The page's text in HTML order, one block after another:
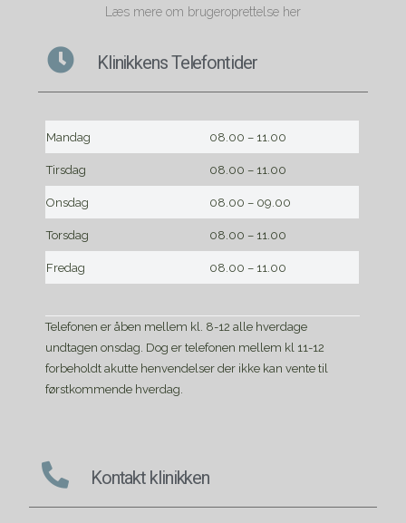
Læs mere om brugeroprettelse her
Klinikkens Telefontider
Mandag 08.00 – 11.00
Tirsdag 08.00 – 11.00
Onsdag 08.00 – 09.00
Torsdag 08.00 – 11.00
Fredag 08.00 – 11.00
Telefonen er åben mellem kl. 8-12 alle hverdage
undtagen onsdag. Dog er telefonen mellem kl 11-12
forbeholdt akutte henvendelser der ikke kan vente til
førstkommende hverdag.
Kontakt klinikken